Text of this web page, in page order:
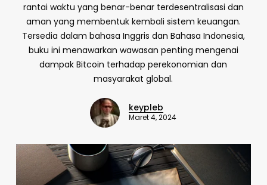
rantai waktu yang benar-benar terdesentralisasi dan
aman yang membentuk kembali sistem keuangan.
Tersedia dalam bahasa Inggris dan Bahasa Indonesia,
buku ini menawarkan wawasan penting mengenai
dampak Bitcoin terhadap perekonomian dan
masyarakat global.
keypleb
Maret 4, 2024